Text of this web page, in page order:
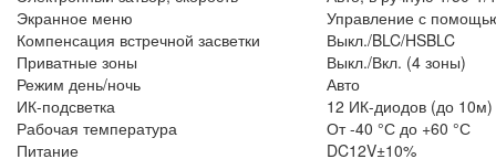
Экранное меню
Управление с
Компенсация встречной засветки
Выкл./BLC/HSBLC
Приватные зоны
Выкл./Вкл. (4 зоны)
Режим день/ночь
Авто
ИК-подсветка
12 ИК-диодов (до 10м)
Рабочая температура
От -40 °С до +60 °С
Питание
DC12V±10%